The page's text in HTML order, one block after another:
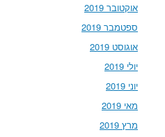
אוקטובר 2019
ספטמבר 2019
אוגוסט 2019
יולי 2019
יוני 2019
מאי 2019
מרץ 2019